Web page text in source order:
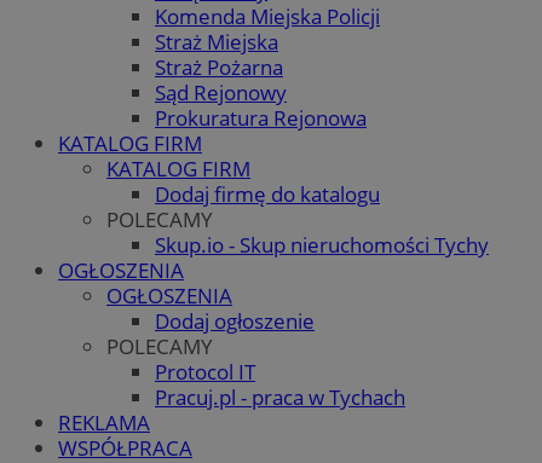
Komenda Miejska Policji
Straż Miejska
Straż Pożarna
Sąd Rejonowy
Prokuratura Rejonowa
KATALOG FIRM
KATALOG FIRM
Dodaj firmę do katalogu
POLECAMY
Skup.io - Skup nieruchomości Tychy
OGŁOSZENIA
OGŁOSZENIA
Dodaj ogłoszenie
POLECAMY
Protocol IT
Pracuj.pl - praca w Tychach
REKLAMA
WSPÓŁPRACA